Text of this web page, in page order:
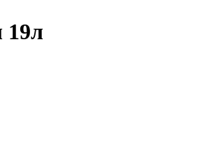
19л